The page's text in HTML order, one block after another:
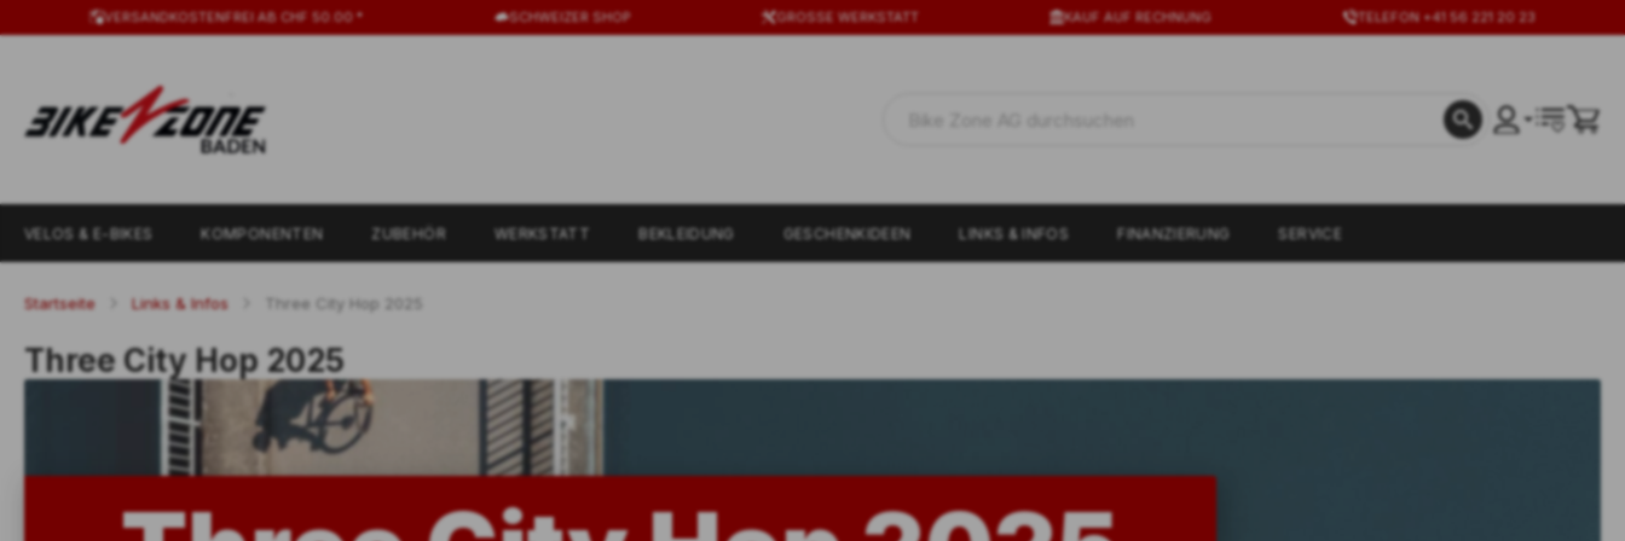
VERSANDKOSTENFREI AB CHF 50.00 * SCHWEIZER SHOP GROSSE WERKSTATT KAUF AUF RECHNUNG TELEFON +41 56 221 20 23
VELOS & E-BIKES KOMPONENTEN ZUBEHÖR WERKSTATT BEKLEIDUNG GESCHENKIDEEN LINKS & INFOS FINANZIERUNG SERVICE
Startseite Links & Infos Three City Hop 2025
Three City Hop 2025